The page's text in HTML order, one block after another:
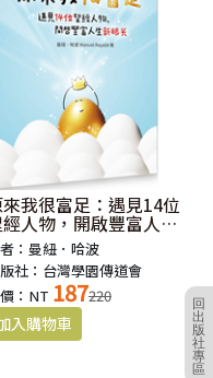
回
出
版
社
專
區
我很富足：遇見14位
人物，開啟豐富人生
光
：曼紐．哈波
社：台灣學園傳道會
：NT 187220